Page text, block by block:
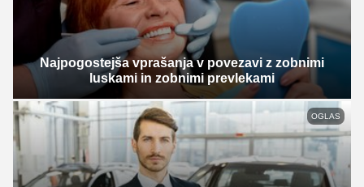
Najpogostejša vprašanja v povezavi z zobnimi
luskami in zobnimi prevlekami
OGLAS